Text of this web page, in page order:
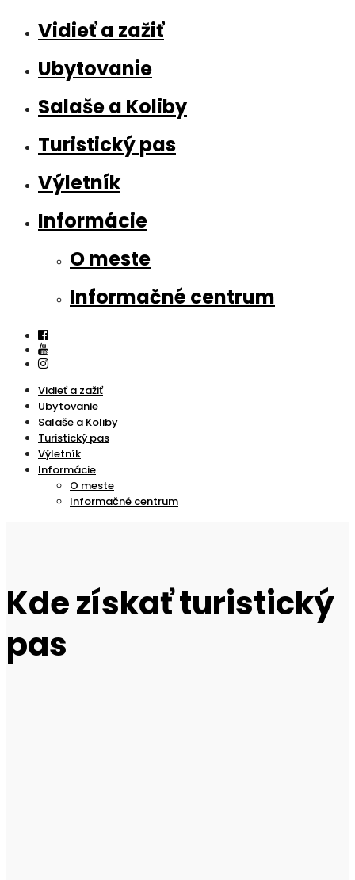
Vidieť a zažiť
Ubytovanie
Salaše a Koliby
Turistický pas
Výletník
Informácie
O meste
Informačné centrum
Vidieť a zažiť
Ubytovanie
Salaše a Koliby
Turistický pas
Výletník
Informácie
O meste
Informačné centrum
Kde získať turistický
pas